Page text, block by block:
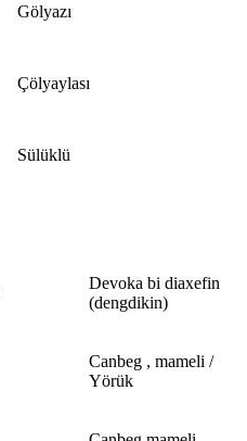
Gölyazı
Çölyaylası
Sülüklü
Devoka bi diaxefin
(dengdikin)
Canbeg , mameli /
Yörük